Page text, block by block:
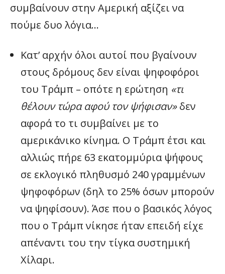
συμβαίνουν στην Αμερική αξίζει να
πούμε δυο λόγια…
Κατ’ αρχήν όλοι αυτοί που βγαίνουν
στους δρόμους δεν είναι ψηφοφόροι
του Τράμπ – οπότε η ερώτηση «τι
θέλουν τώρα αφού τον ψήφισαν»δεν
αφορά το τι συμβαίνει με το
αμερικάνικο κίνημα. Ο Τράμπ έτσι και
αλλιώς πήρε 63 εκατομμύρια ψήφους
σε εκλογικό πληθυσμό 240 γραμμένων
ψηφοφόρων (δηλ το 25% όσων μπορούν
να ψηφίσουν). Άσε που ο βασικός λόγος
που ο Τράμπ νίκησε ήταν επειδή είχε
απέναντι του την τίγκα συστημική
Χίλαρι.